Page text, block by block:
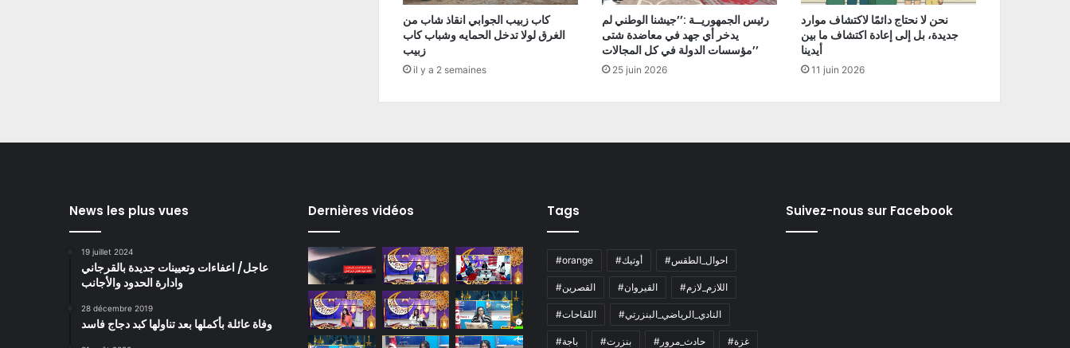
كاب زبيب الجوابي انقاذ شاب من
الغرق لولا تدخل الحمايه وشباب كاب
زبيب
il y a 2 semaines
رئيس الجمهوريــة :’’جيشنا الوطني لم
يدخر أي جهد في معاضدة شتى
مؤسسات الدولة في كل المجالات’’
25 juin 2026
نحن لا نحتاج دائمًا لاكتشاف موارد
جديدة، بل إلى إعادة اكتشاف ما بين
أيدينا
11 juin 2026
News les plus vues
19 juillet 2024
عاجل/ اعفاءات وتعيينات جديدة بالقرجاني
وادارة الحدود والأجانب
28 décembre 2019
وفاة عائلة بأكملها بعد تناولها كبد دجاج فاسد
Dernières vidéos Tags
#orange #أوتيك #احوال_الطقس
#القصرين #القيروان #اللازم_لازم
#اللقاحات #النادي_الرياضي_البنزرتي
#باجة #بنزرت #حادث_مرور #غزة
Suivez-nous sur Facebook